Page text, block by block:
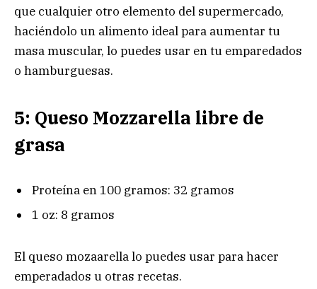
que cualquier otro elemento del supermercado,
haciéndolo un alimento ideal para aumentar tu
masa muscular, lo puedes usar en tu emparedados
o hamburguesas.
5: Queso Mozzarella libre de
grasa
Proteína en 100 gramos: 32 gramos
1 oz: 8 gramos
El queso mozaarella lo puedes usar para hacer
emperadados u otras recetas.